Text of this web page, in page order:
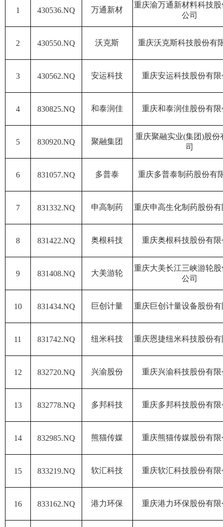
1 430536.NQ 万通新材
重庆渝万通新材料科技
公司
2 430550.NQ 沃克斯 重庆沃克斯科技股份有
3 430562.NQ 安运科技 重庆安运科技股份有
4 830825.NQ 和泰润佳 重庆和泰润佳股份有
5 830920.NQ 聚融集团
重庆聚融实业(集团)股份
司
6 831057.NQ 多普泰 重庆多普泰制药股份有
7 831332.NQ 申高制药 重庆申高生化制药股份
8 831422.NQ 奥根科技 重庆奥根科技股份有
9 831408.NQ 大美游轮
重庆大美长江三峡游轮
公司
10 831434.NQ 巨创计量 重庆巨创计量设备股份
11 831742.NQ 纽米科技 重庆恩捷纽米科技股份
12 832720.NQ 兴渝股份 重庆兴渝科技股份有
13 832778.NQ 多邦科技 重庆多邦科技股份有
14 832985.NQ 熊猫传媒 重庆熊猫传媒股份有
15 833219.NQ 软汇科技 重庆软汇科技股份有
16 833162.NQ 港力环保 重庆港力环保股份有